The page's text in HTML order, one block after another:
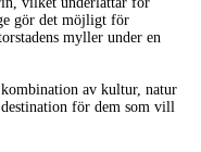
gör det möjligt för
myller under en
av kultur, natur
för dem som vill